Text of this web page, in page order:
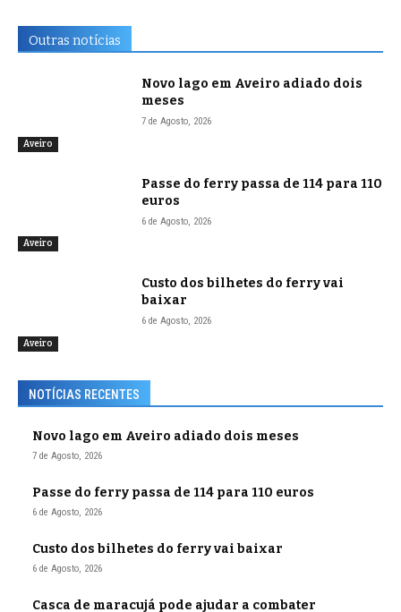
Outras notícias
Aveiro
Novo lago em Aveiro adiado dois
meses
7 de Agosto, 2026
Aveiro
Passe do ferry passa de 114 para 110
euros
6 de Agosto, 2026
Aveiro
Custo dos bilhetes do ferry vai
baixar
6 de Agosto, 2026
NOTÍCIAS RECENTES
Novo lago em Aveiro adiado dois meses
7 de Agosto, 2026
Passe do ferry passa de 114 para 110 euros
6 de Agosto, 2026
Custo dos bilhetes do ferry vai baixar
6 de Agosto, 2026
Casca de maracujá pode ajudar a combater